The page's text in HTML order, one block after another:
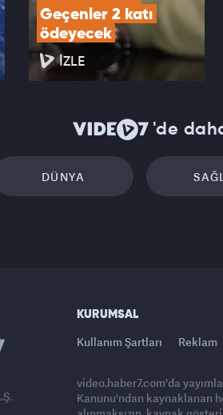
Geçenler 2 katı
ödeyecek
İZLE
'de
DÜNYA
KURUMSAL
Kullanım Şartları Reklam
video.haber7.com'da
Kanunu'ndan kaynaklanan